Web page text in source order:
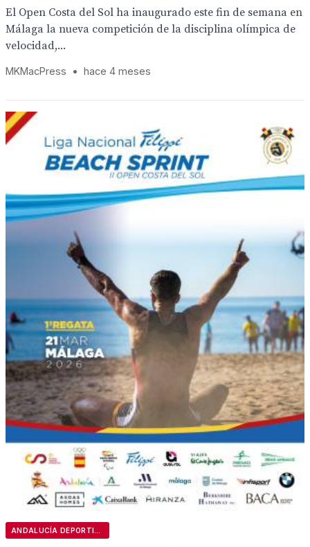
El Open Costa del Sol ha inaugurado este fin de semana en
Málaga la nueva competición de la disciplina olímpica de
velocidad,...
MKMacPress • hace 4 meses